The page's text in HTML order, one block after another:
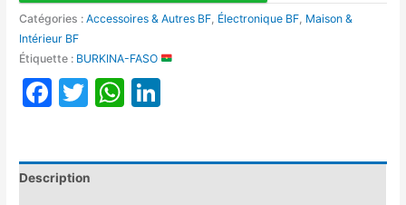
Catégories :Accessoires & Autres BF, Électronique BF, Maison &
Intérieur BF
Étiquette : BURKINA-FASO
Facebook
TwitterWhatsApp
Description